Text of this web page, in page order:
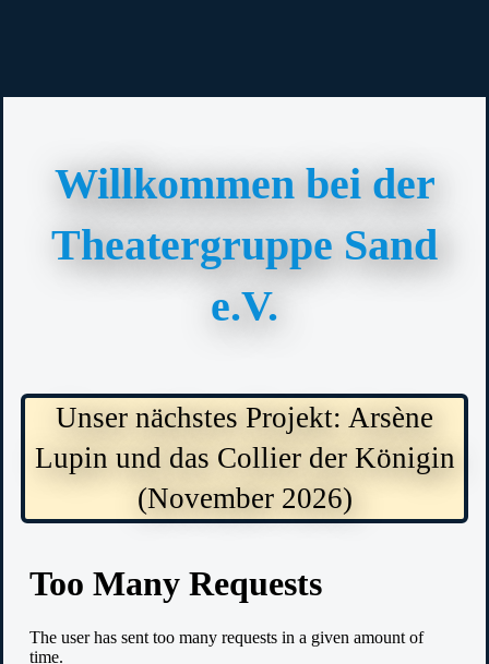
Willkommen bei der
Theatergruppe Sand
e.V.
Unser nächstes Projekt: Arsène
Lupin und das Collier der Königin
(November 2026)